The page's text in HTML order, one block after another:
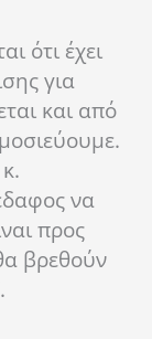
ότι έχει
για
και από
να
προς
βρεθούν